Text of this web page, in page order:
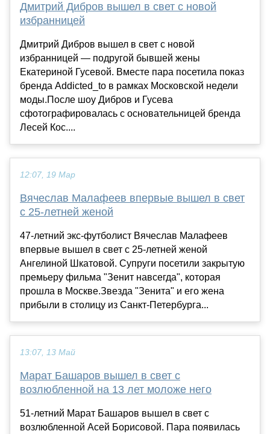
Дмитрий Дибров вышел в свет с новой
избранницей
Дмитрий Дибров вышел в свет с новой
избранницей — подругой бывшей жены
Екатериной Гусевой. Вместе пара посетила показ
бренда Addicted_to в рамках Московской недели
моды.После шоу Дибров и Гусева
сфотографировалась с основательницей бренда
Лесей Кос....
12:07, 19 Мар
Вячеслав Малафеев впервые вышел в свет
с 25-летней женой
47-летний экс-футболист Вячеслав Малафеев
впервые вышел в свет с 25-летней женой
Ангелиной Шкатовой. Супруги посетили закрытую
премьеру фильма "Зенит навсегда", которая
прошла в Москве.Звезда "Зенита" и его жена
прибыли в столицу из Санкт-Петербурга...
13:07, 13 Май
Марат Башаров вышел в свет с
возлюбленной на 13 лет моложе него
51-летний Марат Башаров вышел в свет с
возлюбленной Асей Борисовой. Пара появилась